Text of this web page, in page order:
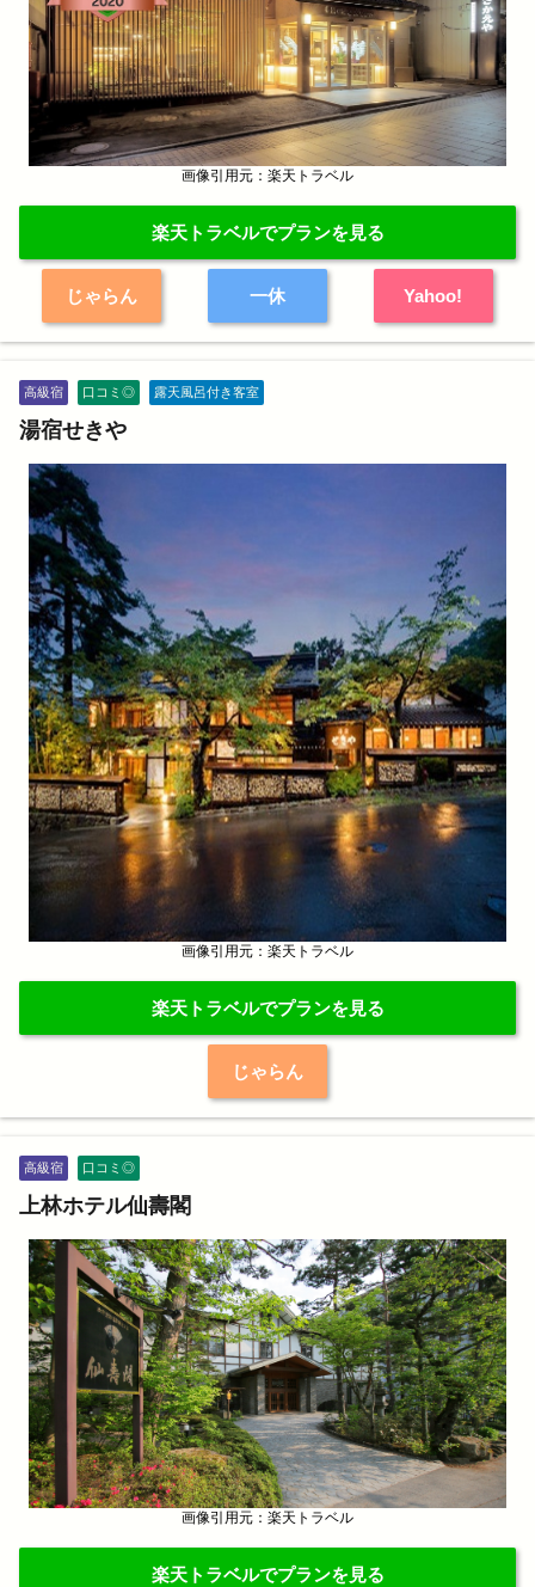
画像引用元：楽天トラベル
楽天トラベルでプランを見る
じゃらん 一休 Yahoo!
高級宿 口コミ◎ 露天風呂付き客室
湯宿せきや
画像引用元：楽天トラベル
楽天トラベルでプランを見る
じゃらん
高級宿 口コミ◎
上林ホテル仙壽閣
画像引用元：楽天トラベル
楽天トラベルでプランを見る